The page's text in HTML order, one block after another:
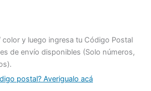
color y luego ingresa tu Código Postal
de envío disponibles (Solo números,
postal? Averigualo acá